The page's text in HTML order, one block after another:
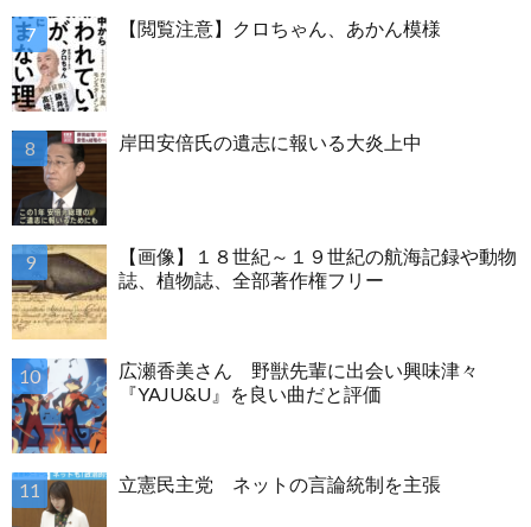
【閲覧注意】クロちゃん、あかん模様
岸田安倍氏の遺志に報いる大炎上中
【画像】１８世紀～１９世紀の航海記録や動物
誌、植物誌、全部著作権フリー
広瀬香美さん 野獣先輩に出会い興味津々
『YAJU&U』を良い曲だと評価
立憲民主党 ネットの言論統制を主張